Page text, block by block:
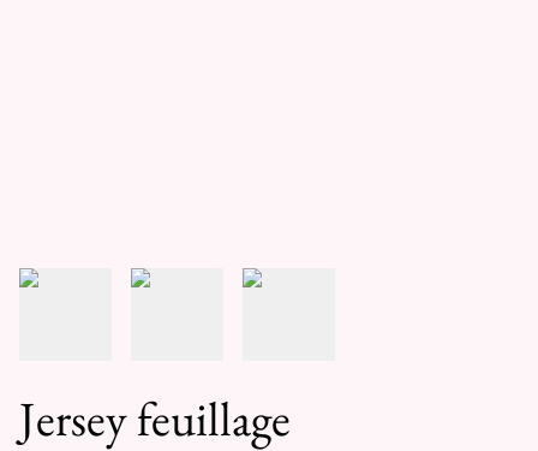
Jersey feuillage